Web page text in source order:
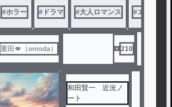
える家、生贄で栄
えた富豪家、喋る
村の住人は透子を
様々な怪異に誘う
より刺激的に彩り
、隠された欲望を
優しく叶えます。
ご連絡お待ちして
#ホラー # ドラマ #大人ロマンス #エロス
重田💋（omoda） 210
和田賢一 近況ノ
ート